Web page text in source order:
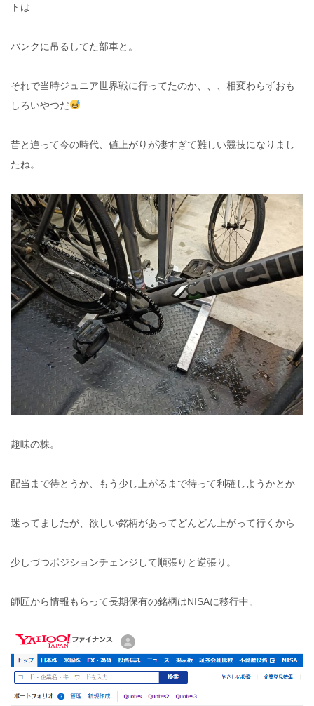
トは
バンクに吊るしてた部車と。
それで当時ジュニア世界戦に行ってたのか、、、相変わらずおも
しろいやつだ
昔と違って今の時代、値上がりが凄すぎて難しい競技になりまし
たね。
趣味の株。
配当まで待とうか、もう少し上がるまで待って利確しようかとか
迷ってましたが、欲しい銘柄があってどんどん上がって行くから
少しづつポジションチェンジして順張りと逆張り。
師匠から情報もらって長期保有の銘柄はNISAに移行中。